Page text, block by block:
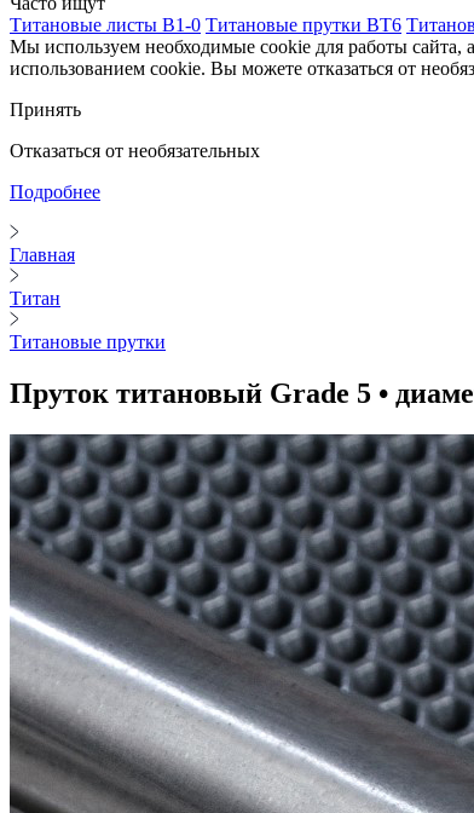
Титановые листы В1-0 Титановые прутки ВТ6
Мы используем необходимые cookie для работы сайта,
использованием cookie. Вы можете отказаться от
Принять
Отказаться от необязательных
Подробнее
Главная
Титан
Титановые прутки
Пруток титановый Grade 5 •